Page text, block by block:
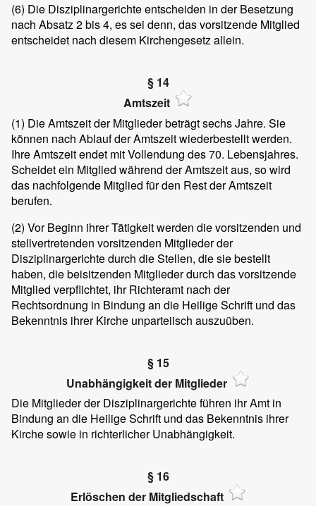
(6) Die Disziplinargerichte entscheiden in der Besetzung
nach Absatz 2 bis 4, es sei denn, das vorsitzende Mitglied
entscheidet nach diesem Kirchengesetz allein.
§ 14
Amtszeit
(1) Die Amtszeit der Mitglieder beträgt sechs Jahre. Sie
können nach Ablauf der Amtszeit wiederbestellt werden.
Ihre Amtszeit endet mit Vollendung des 70. Lebensjahres.
Scheidet ein Mitglied während der Amtszeit aus, so wird
das nachfolgende Mitglied für den Rest der Amtszeit
berufen.
(2) Vor Beginn ihrer Tätigkeit werden die vorsitzenden und
stellvertretenden vorsitzenden Mitglieder der
Disziplinargerichte durch die Stellen, die sie bestellt
haben, die beisitzenden Mitglieder durch das vorsitzende
Mitglied verpflichtet, ihr Richteramt nach der
Rechtsordnung in Bindung an die Heilige Schrift und das
Bekenntnis ihrer Kirche unparteiisch auszuüben.
§ 15
Unabhängigkeit der Mitglieder
Die Mitglieder der Disziplinargerichte führen ihr Amt in
Bindung an die Heilige Schrift und das Bekenntnis ihrer
Kirche sowie in richterlicher Unabhängigkeit.
§ 16
Erlöschen der Mitgliedschaft